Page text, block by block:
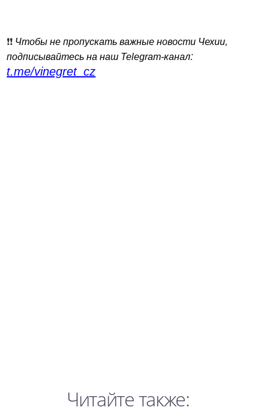
❗️❗️ Чтобы не пропускать важные новости Чехии,
подписывайтесь на наш Telegram-канал:
t.me/vinegret_cz
Читайте также: